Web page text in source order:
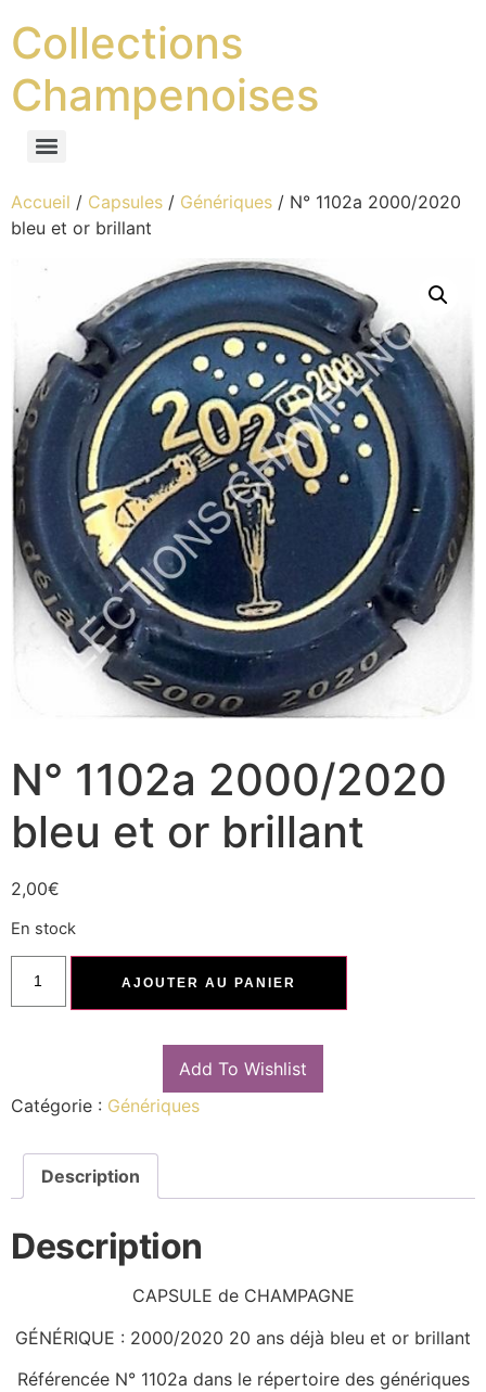
Collections
Champenoises
Accueil / Capsules / Génériques / N° 1102a 2000/2020
bleu et or brillant
N° 1102a 2000/2020
bleu et or brillant
2,00€
En stock
AJOUTER AU PANIER
Add To Wishlist
Catégorie : Génériques
Description
Description
CAPSULE de CHAMPAGNE
GÉNÉRIQUE : 2000/2020 20 ans déjà bleu et or brillant
Référencée N° 1102a dans le répertoire des génériques